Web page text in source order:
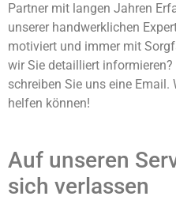
Partner mit langen Jahren
unserer handwerklichen
motiviert und immer mit
wir Sie detailliert
schreiben Sie uns eine
helfen können!
Auf unseren
sich verlassen